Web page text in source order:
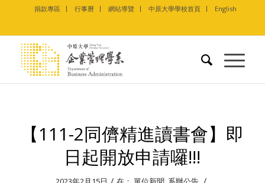
捐款專區 行事曆 網站導覽 中原大學學校首頁 English
【111-2同儕精進讀書會】即
日起開放申請囉!!!